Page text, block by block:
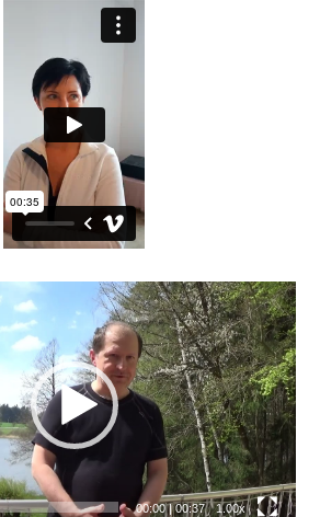
00:00|00:37 1.00x